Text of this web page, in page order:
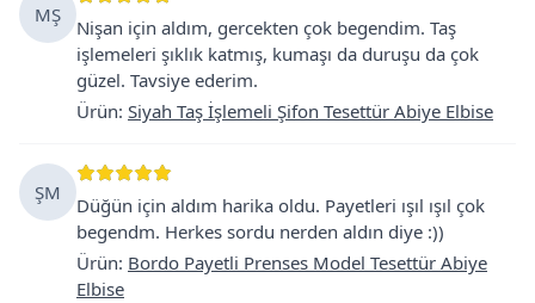
MŞ
Nişan için aldım, gercekten çok begendim. Taş
işlemeleri şıklık katmış, kumaşı da duruşu da çok
güzel. Tavsiye ederim.
Ürün: Siyah Taş İşlemeli Şifon Tesettür Abiye Elbise
ŞM
Düğün için aldım harika oldu. Payetleri ışıl ışıl çok
begendm. Herkes sordu nerden aldın diye :))
Ürün: Bordo Payetli Prenses Model Tesettür Abiye
Elbise